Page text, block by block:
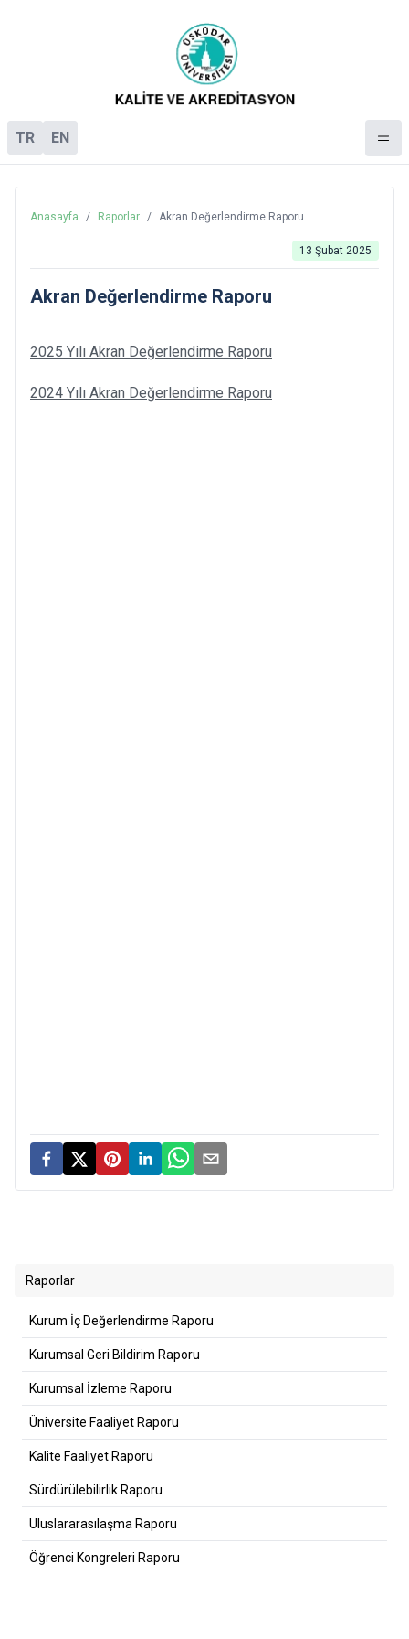
TR EN
Anasayfa / Raporlar / Akran Değerlendirme Raporu
13 Şubat 2025
Akran Değerlendirme Raporu
2025 Yılı Akran Değerlendirme Raporu
2024 Yılı Akran Değerlendirme Raporu
Raporlar
Kurum İç Değerlendirme Raporu
Kurumsal Geri Bildirim Raporu
Kurumsal İzleme Raporu
Üniversite Faaliyet Raporu
Kalite Faaliyet Raporu
Sürdürülebilirlik Raporu
Uluslararasılaşma Raporu
Öğrenci Kongreleri Raporu